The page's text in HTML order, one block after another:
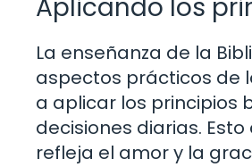
Aplicando los
La enseñanza de la
aspectos prácticos de
a aplicar los principios
decisiones diarias.
refleja el amor y la